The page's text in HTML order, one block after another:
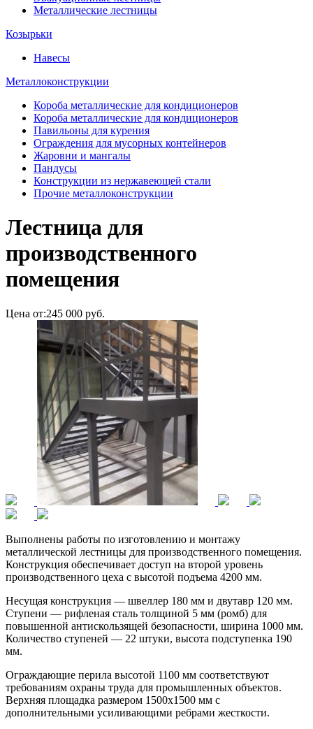
Металлические лестницы
Козырьки
Навесы
Металлоконструкции
Короба металлические для кондиционеров
Короба металлические для кондиционеров
Павильоны для курения
Ограждения для мусорных контейнеров
Жаровни и мангалы
Пандусы
Конструкции из нержавеющей стали
Прочие металлоконструкции
Лестница для
производственного
помещения
Цена от:245 000 руб.
Выполнены работы по изготовлению и монтажу
металлической лестницы для производственного помещения.
Конструкция обеспечивает доступ на второй уровень
производственного цеха с высотой подъема 4200 мм.
Несущая конструкция — швеллер 180 мм и двутавр 120 мм.
Ступени — рифленая сталь толщиной 5 мм (ромб) для
повышенной антискользящей безопасности, ширина 1000 мм.
Количество ступеней — 22 штуки, высота подступенка 190
мм.
Ограждающие перила высотой 1100 мм соответствуют
требованиям охраны труда для промышленных объектов.
Верхняя площадка размером 1500х1500 мм с
дополнительными усиливающими ребрами жесткости.